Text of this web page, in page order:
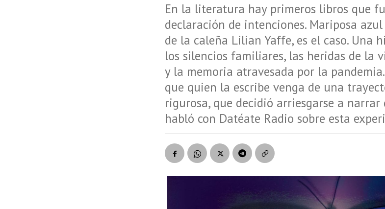
En la literatura hay primeros libros que
declaración de intenciones. Mariposa
de la caleña Lilian Yaffe, es el caso. Una
los silencios familiares, las heridas de la
y la memoria atravesada por la
que quien la escribe venga de una
rigurosa, que decidió arriesgarse a narrar
habló con Datéate Radio sobre esta